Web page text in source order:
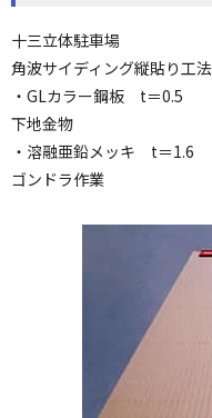
十三立体駐車場
角波サイディング縦貼り工法
・GLカラー鋼板 t＝0.5
下地金物
・溶融亜鉛メッキ t＝1.6
ゴンドラ作業